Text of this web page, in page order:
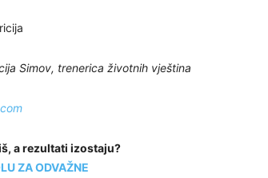
Simov, trenerica životnih vještina
a rezultati izostaju?
ZA ODVAŽNE